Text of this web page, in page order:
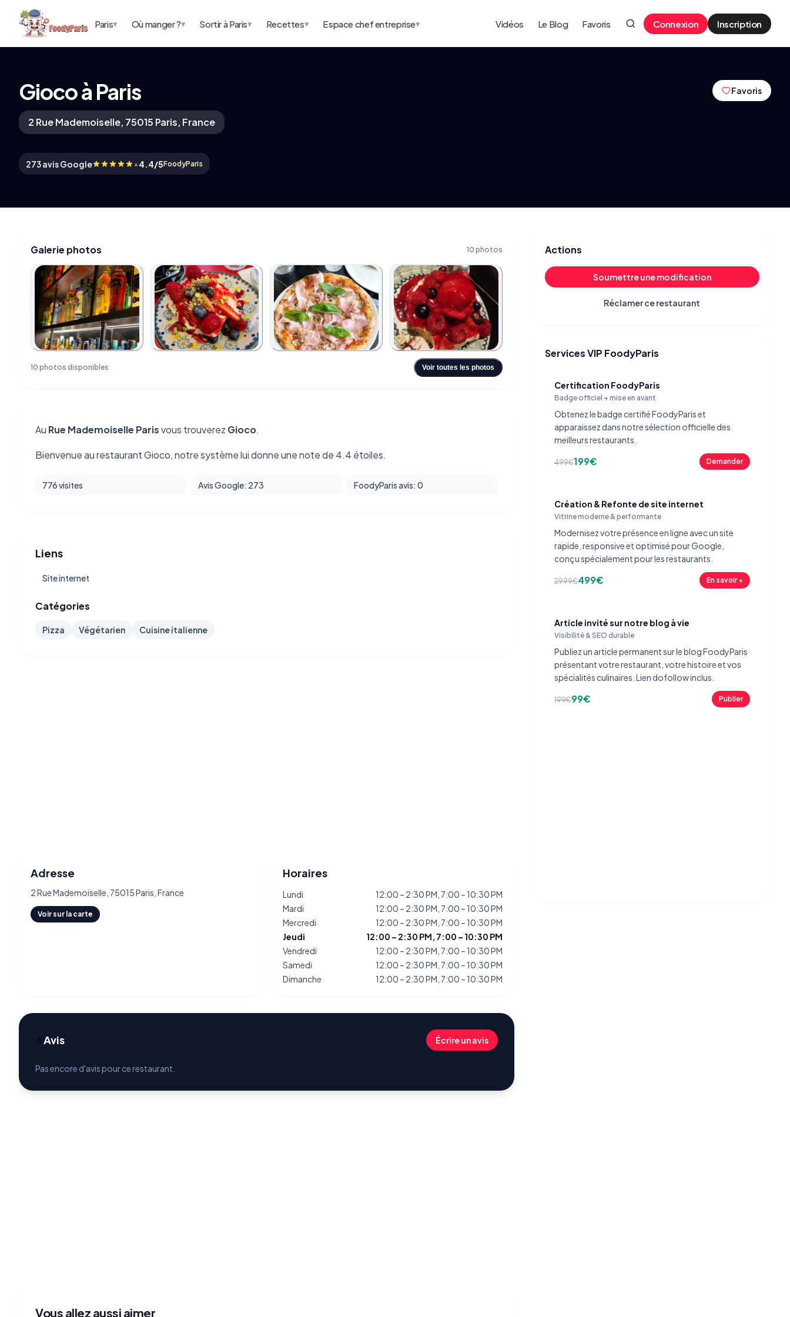
Paris▾ Où manger ?▾ Sortir à Paris▾ Recettes▾ Espace chef entreprise▾ Vidéos Le Blog Favoris Connexion Inscription
Gioco à Paris
2 Rue Mademoiselle, 75015 Paris, France
273 avis Google •4.4/5FoodyParis
Favoris
Galerie photos 10 photos
10 photos disponibles Voir toutes les photos
Au Rue Mademoiselle Parisvous trouverez Gioco.
Bienvenue au restaurant Gioco, notre système lui donne une note de 4.4 étoiles.
776 visites Avis Google: 273 FoodyParis avis: 0
Liens
Site internet
Catégories
Pizza Végétarien Cuisine italienne
Adresse
2 Rue Mademoiselle, 75015 Paris, France
Voir sur la carte
Horaires
Lundi
12:00 – 2:30 PM, 7:00 – 10:30 PM
Mardi
12:00 – 2:30 PM, 7:00 – 10:30 PM
Mercredi
12:00 – 2:30 PM, 7:00 – 10:30 PM
Jeudi
12:00 – 2:30 PM, 7:00 – 10:30 PM
Vendredi
12:00 – 2:30 PM, 7:00 – 10:30 PM
Samedi
12:00 – 2:30 PM, 7:00 – 10:30 PM
Dimanche
12:00 – 2:30 PM, 7:00 – 10:30 PM
⭐Avis Écrire un avis
Pas encore d'avis pour ce restaurant.
Vous allez aussi aimer
Actions
Soumettre une modification
Réclamer ce restaurant
Services VIP FoodyParis
Certification FoodyParis
Badge officiel + mise en avant
Obtenez le badge certifié FoodyParis et
apparaissez dans notre sélection officielle des
meilleurs restaurants.
499€199€ Demander
Création & Refonte de site internet
Vitrine moderne & performante
Modernisez votre présence en ligne avec un site
rapide, responsive et optimisé pour Google,
conçu spécialement pour les restaurants.
2999€499€ En savoir +
Article invité sur notre blog à vie
Visibilité & SEO durable
Publiez un article permanent sur le blog FoodyParis
présentant votre restaurant, votre histoire et vos
spécialités culinaires. Lien dofollow inclus.
199€99€ Publier